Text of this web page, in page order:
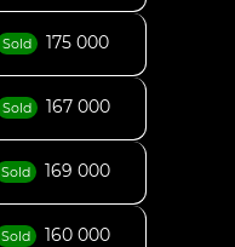
Sold 175 000
Sold 167 000
Sold 169 000
Sold 160 000